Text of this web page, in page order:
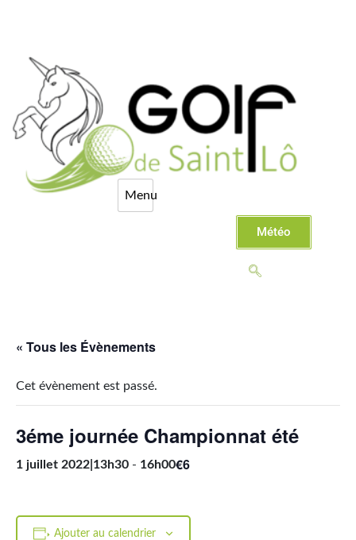
Météo
« Tous les Évènements
Cet évènement est passé.
3éme journée Championnat été
1 juillet 2022|13h30 - 16h00€6
Ajouter au calendrier